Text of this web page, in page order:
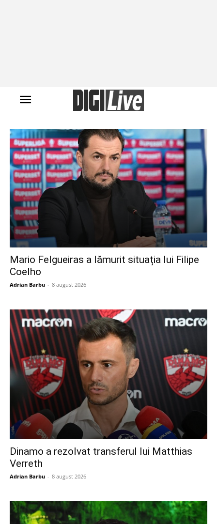
Mario Felgueiras a lămurit situația lui Filipe
Coelho
Adrian Barbu - 8 august 2026
Dinamo a rezolvat transferul lui Matthias
Verreth
Adrian Barbu - 8 august 2026